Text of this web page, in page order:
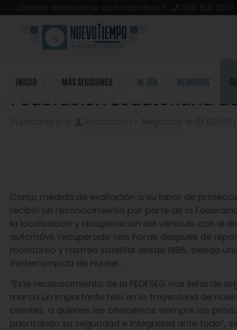
098 501 2517
INICIO MÁS SECCIONES AL DÍA NEGOCIOS
Hunter recibe
Federación Ecuatoriana
Como medida de exaltación a su labor de
recibió un reconocimiento por parte de la
la localización y recuperación del vehículo con el
automóvil, recuperado seis horas después de
monitoreo y rastreo satelital desde 1995, siendo
ininterrumpido de Hunter.
“Este reconocimiento de la FEDESEG nos llena de
marca un importante hito en la trayectoria de
clientes, a quienes les ofrecemos siempre los
priorizando su seguridad e integridad ante todo”,